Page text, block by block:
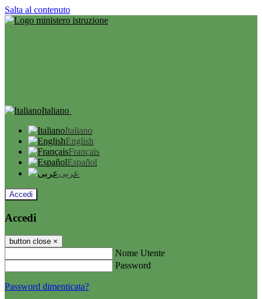
Salta al contenuto
Italiano
Italiano
English
Français
Español
عربى
Accedi
Accedi
button close ×
Nome Utente
Password
Password dimenticata?